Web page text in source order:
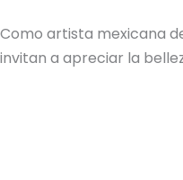
Como artista mexicana
invitan a apreciar la